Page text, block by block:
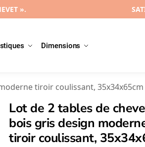
».
Dimensions
Recherche
tiroir coulissant, 35x34x65cm
Lot de 2 tables de
bois gris design
tiroir coulissant,